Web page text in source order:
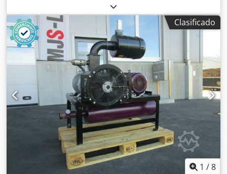
TAPAS SCHLEUTER GU 2 DU (ROTATIVA) CON ESTACIÓN DE
INSERCIÓN DE LENGÜETAS RNA SRC-N-630-1R Capacidad:
60 tapas por min. Compuesta de: -apilador Dcedpfx Aen
Awh Ujh Sok -estación de inserción de lengüetas -
etiquetadora -apiladora
Clasificado
1 /8